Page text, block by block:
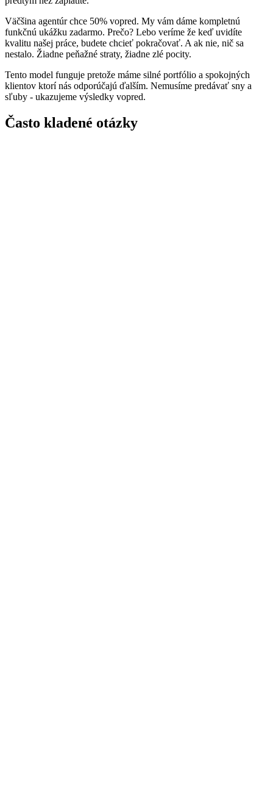
Väčšina agentúr chce 50% vopred. My vám dáme kompletnú
funkčnú ukážku zadarmo. Prečo? Lebo veríme že keď uvidíte
kvalitu našej práce, budete chcieť pokračovať. A ak nie, nič sa
nestalo. Žiadne peňažné straty, žiadne zlé pocity.
Tento model funguje pretože máme silné portfólio a spokojných
klientov ktorí nás odporúčajú ďalším. Nemusíme predávať sny a
sľuby - ukazujeme výsledky vopred.
Často kladené otázky